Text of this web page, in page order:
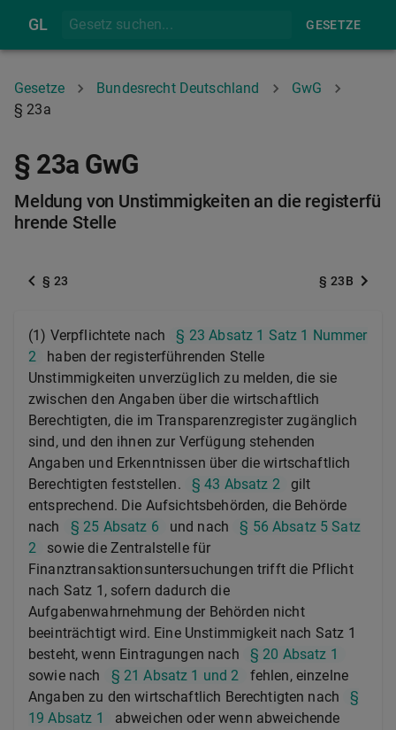
GL GESETZE
Gesetze Bundesrecht Deutschland
GwG
§ 23a
§ 23a GwG
Meldung von Unstimmigkeiten an die registerfü
hrende Stelle
§ 23 § 23B
(1) Verpflichtete nach
§ 23 Absatz 1 Satz 1 Nummer
2
haben der registerführenden Stelle
Unstimmigkeiten unverzüglich zu melden, die sie
zwischen den Angaben über die wirtschaftlich
Berechtigten, die im Transparenzregister zugänglich
sind, und den ihnen zur Verfügung stehenden
Angaben und Erkenntnissen über die wirtschaftlich
Berechtigten feststellen.
§ 43 Absatz 2
gilt
entsprechend. Die Aufsichtsbehörden, die Behörde
nach
§ 25 Absatz 6 und nach
§ 56 Absatz 5 Satz
2
sowie die Zentralstelle für
Finanztransaktionsuntersuchungen trifft die Pflicht
nach Satz 1, sofern dadurch die
Aufgabenwahrnehmung der Behörden nicht
beeinträchtigt wird. Eine Unstimmigkeit nach Satz 1
besteht, wenn Eintragungen nach
§ 20 Absatz 1
sowie nach
§ 21 Absatz 1 und 2
fehlen, einzelne
Angaben zu den wirtschaftlich Berechtigten nach
§
19 Absatz 1
abweichen oder wenn abweichende